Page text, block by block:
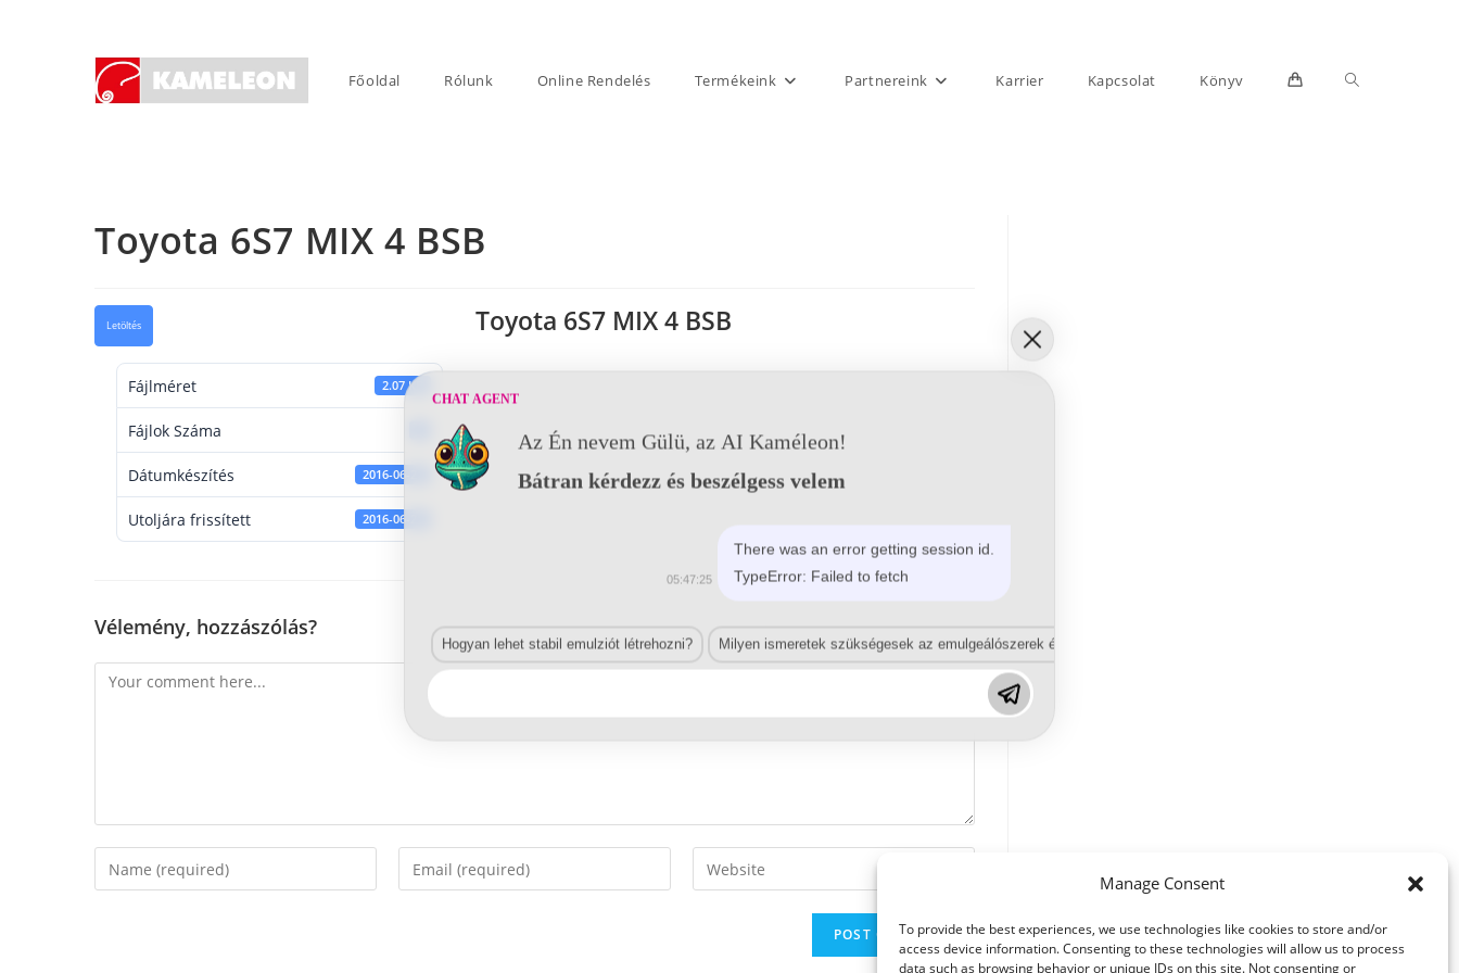
Manage Consent
To provide the best experiences, we use technologies like cookies to store and/or
access device information. Consenting to these technologies will allow us to process
data such as browsing behavior or unique IDs on this site. Not consenting or
Főoldal Rólunk Online Rendelés Termékeink Partnereink Karrier Kapcsolat Könyv Toggle
Toyota 6S7 MIX 4 BSB
Letöltés
Fájlméret 2.07 KB
Fájlok Száma
Dátumkészítés 2016-06-21
Utoljára frissített 2016-06-21
Toyota 6S7 MIX 4 BSB
Vélemény, hozzászólás?
Comment
Enter
your
Enter
your
Enter
your
CHAT AGENT
Az Én nevem Gülü, az AI Kaméleon!
Bátran kérdezz és beszélgess velem
There was an error getting session id.
TypeError: Failed to fetch
05:47:25
Hogyan lehet stabil emulziót létrehozni? Milyen ismeretek szükségesek az emulgeálószerek és diszpergálószerek terén?